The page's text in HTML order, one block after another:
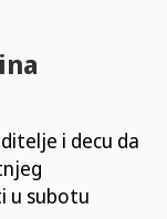
i decu da
u subotu